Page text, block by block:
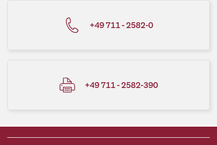
+49 711 - 2582-0
+49 711 - 2582-390